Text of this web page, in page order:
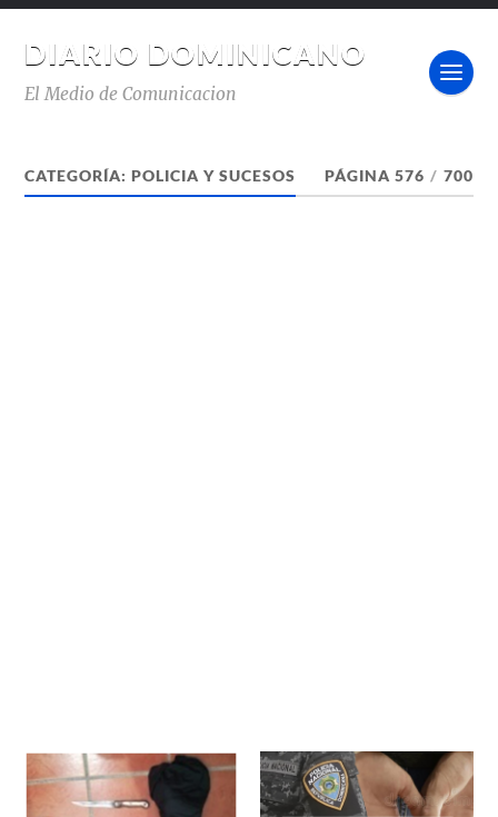
DIARIO DOMINICANO
El Medio de Comunicacion
CATEGORÍA:POLICIA Y SUCESOS PÁGINA 576 / 700